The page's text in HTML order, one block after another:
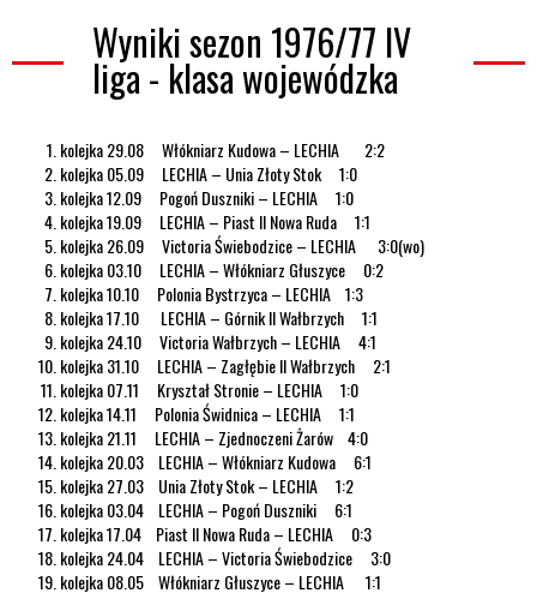
Wyniki sezon 1976/77 IV
liga - klasa wojewódzka
kolejka 29.08 Włókniarz Kudowa – LECHIA 2:2
kolejka 05.09 LECHIA – Unia Złoty Stok 1:0
kolejka 12.09 Pogoń Duszniki – LECHIA 1:0
kolejka 19.09 LECHIA – Piast II Nowa Ruda 1:1
kolejka 26.09 Victoria Świebodzice – LECHIA 3:0(wo)
kolejka 03.10 LECHIA – Włókniarz Głuszyce 0:2
kolejka 10.10 Polonia Bystrzyca – LECHIA 1:3
kolejka 17.10 LECHIA – Górnik II Wałbrzych 1:1
kolejka 24.10 Victoria Wałbrzych – LECHIA 4:1
kolejka 31.10 LECHIA – Zagłębie II Wałbrzych 2:1
kolejka 07.11 Kryształ Stronie – LECHIA 1:0
kolejka 14.11 Polonia Świdnica – LECHIA 1:1
kolejka 21.11 LECHIA – Zjednoczeni Żarów 4:0
kolejka 20.03 LECHIA – Włókniarz Kudowa 6:1
kolejka 27.03 Unia Złoty Stok – LECHIA 1:2
kolejka 03.04 LECHIA – Pogoń Duszniki 6:1
kolejka 17.04 Piast II Nowa Ruda – LECHIA 0:3
kolejka 24.04 LECHIA – Victoria Świebodzice 3:0
kolejka 08.05 Włókniarz Głuszyce – LECHIA 1:1